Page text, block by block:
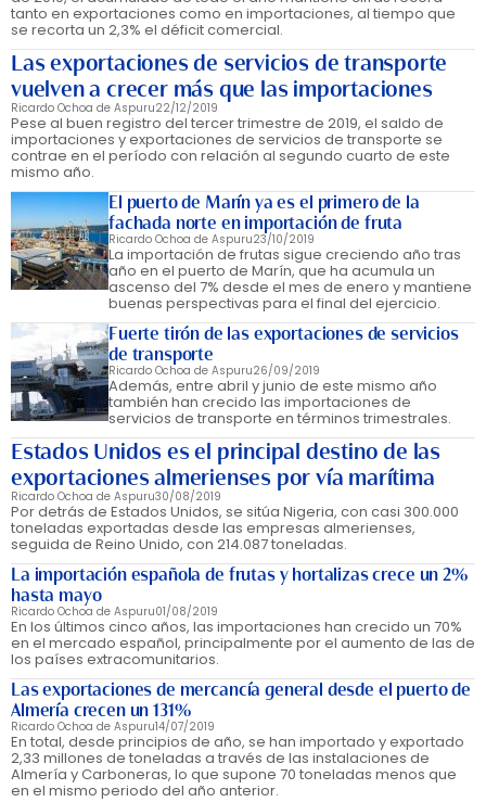
tanto en exportaciones como en importaciones, al tiempo que
se recorta un 2,3% el déficit comercial.
Las exportaciones de servicios de transporte
vuelven a crecer más que las importaciones
Ricardo Ochoa de Aspuru22/12/2019
Pese al buen registro del tercer trimestre de 2019, el saldo de
importaciones y exportaciones de servicios de transporte se
contrae en el período con relación al segundo cuarto de este
mismo año.
El puerto de Marín ya es el primero de la
fachada norte en importación de fruta
Ricardo Ochoa de Aspuru23/10/2019
La importación de frutas sigue creciendo año tras
año en el puerto de Marín, que ha acumula un
ascenso del 7% desde el mes de enero y mantiene
buenas perspectivas para el final del ejercicio.
Fuerte tirón de las exportaciones de servicios
de transporte
Ricardo Ochoa de Aspuru26/09/2019
Además, entre abril y junio de este mismo año
también han crecido las importaciones de
servicios de transporte en términos trimestrales.
Estados Unidos es el principal destino de las
exportaciones almerienses por vía marítima
Ricardo Ochoa de Aspuru30/08/2019
Por detrás de Estados Unidos, se sitúa Nigeria, con casi 300.000
toneladas exportadas desde las empresas almerienses,
seguida de Reino Unido, con 214.087 toneladas.
La importación española de frutas y hortalizas crece un 2%
hasta mayo
Ricardo Ochoa de Aspuru01/08/2019
En los últimos cinco años, las importaciones han crecido un 70%
en el mercado español, principalmente por el aumento de las de
los países extracomunitarios.
Las exportaciones de mercancía general desde el puerto de
Almería crecen un 131%
Ricardo Ochoa de Aspuru14/07/2019
En total, desde principios de año, se han importado y exportado
2,33 millones de toneladas a través de las instalaciones de
Almería y Carboneras, lo que supone 70 toneladas menos que
en el mismo periodo del año anterior.